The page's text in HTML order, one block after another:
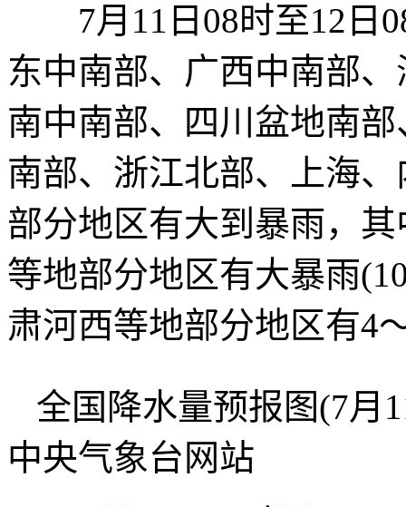
7月11日08时至12日
东中南部、广西中南部
南中南部、四川盆地南
南部、浙江北部、上海
部分地区有大到暴雨，
等地部分地区有大暴雨
肃河西等地部分地区有4
全国降水量预报图(7月
中央气象台网站